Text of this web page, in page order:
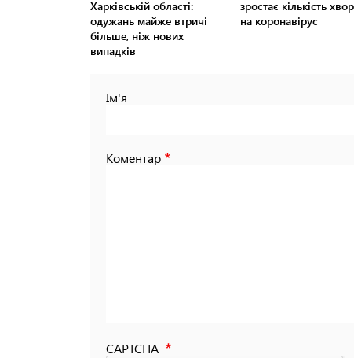
Харківській області:
одужань майже втричі
більше, ніж нових
випадків
зростає кількість
на коронавірус
Ім'я
Коментар
CAPTCHA